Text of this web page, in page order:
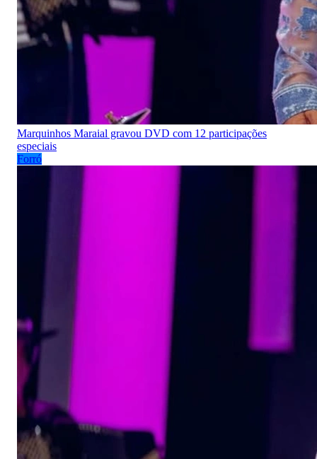
Marquinhos Maraial gravou DVD com 12 participações
especiais
Forró